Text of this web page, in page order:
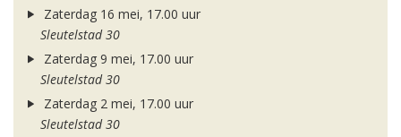
Zaterdag 16 mei, 17.00 uur
Sleutelstad 30
Zaterdag 9 mei, 17.00 uur
Sleutelstad 30
Zaterdag 2 mei, 17.00 uur
Sleutelstad 30